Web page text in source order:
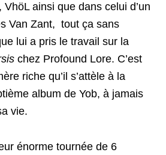
ainsi que dans celui d’un
Van Zant, tout ça sans
lui a pris le travail sur la
chez Profound Lore. C’est
riche qu’il s’attèle à la
album de Yob, à jamais
vie.
énorme tournée de 6